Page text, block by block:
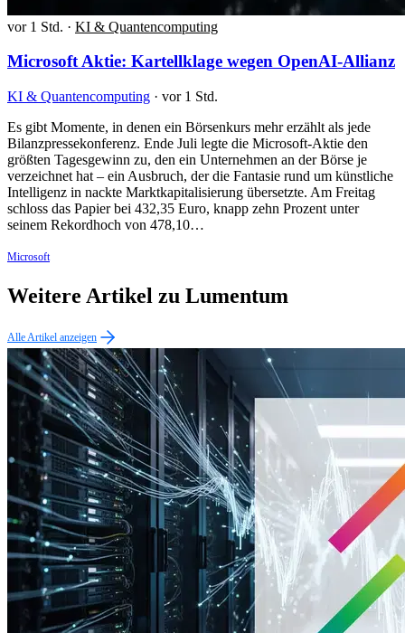
vor 1 Std. · KI & Quantencomputing
Microsoft Aktie: Kartellklage wegen OpenAI-Allianz
KI & Quantencomputing · vor 1 Std.
Es gibt Momente, in denen ein Börsenkurs mehr erzählt als jede
Bilanzpressekonferenz. Ende Juli legte die Microsoft-Aktie den
größten Tagesgewinn zu, den ein Unternehmen an der Börse je
verzeichnet hat – ein Ausbruch, der die Fantasie rund um künstliche
Intelligenz in nackte Marktkapitalisierung übersetzte. Am Freitag
schloss das Papier bei 432,35 Euro, knapp zehn Prozent unter
seinem Rekordhoch von 478,10…
Microsoft
Weitere Artikel zu Lumentum
Alle Artikel anzeigen